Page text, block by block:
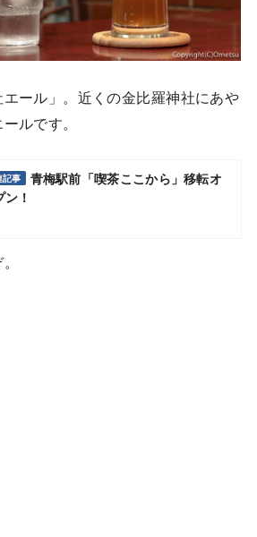
ール」。近くの金比羅神社にあや
ルです。
記事
青梅駅前「喫茶ここから」移転オ
ン！